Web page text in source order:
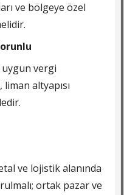
ve bölgeye özel
uygun vergi
altyapısı
ve lojistik alanında
ortak pazar ve